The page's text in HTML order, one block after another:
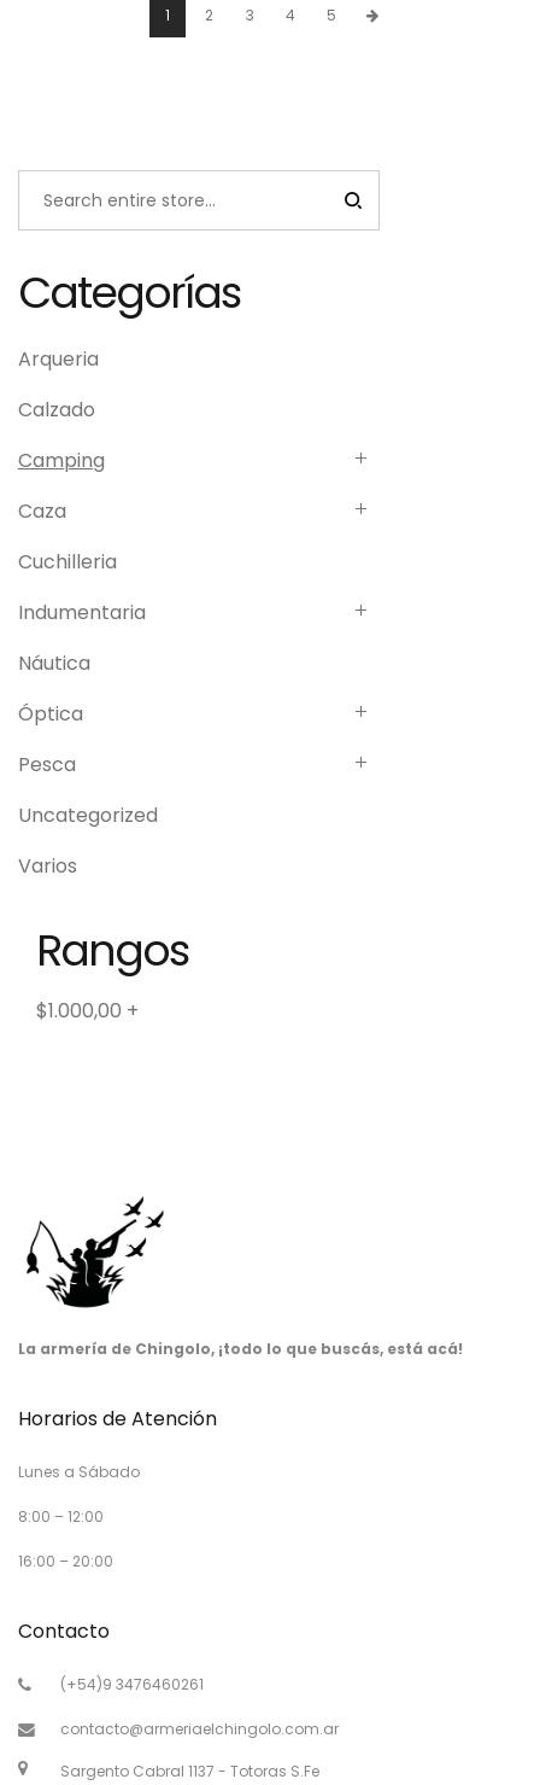
1 2 3 4 5
Categorías
Arqueria
Calzado
Camping
Caza
Cuchilleria
Indumentaria
Náutica
Óptica
Pesca
Uncategorized
Varios
Rangos
$1.000,00 +
La armería de Chingolo, ¡todo lo que buscás, está acá!
Horarios de Atención
Lunes a Sábado
8:00 – 12:00
16:00 – 20:00
Contacto
(+54)9 3476460261
contacto@armeriaelchingolo.com.ar
Sargento Cabral 1137 - Totoras S.Fe